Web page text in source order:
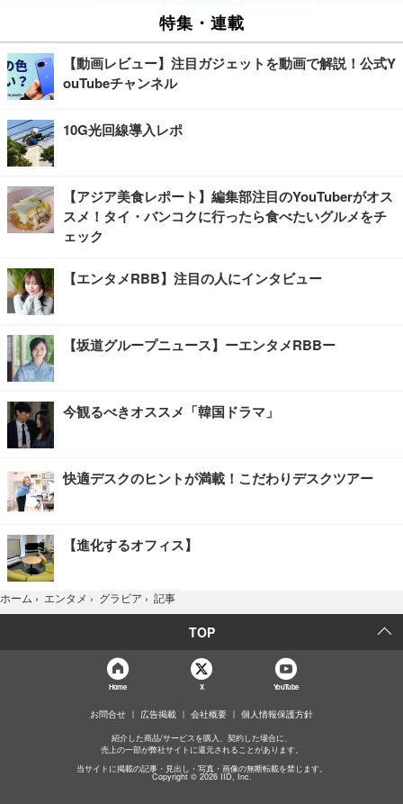
特集・連載
【動画レビュー】注目ガジェットを動画で解説！公式Y
ouTubeチャンネル
10G光回線導入レポ
【アジア美食レポート】編集部注目のYouTuberがオス
スメ！タイ・バンコクに行ったら食べたいグルメをチ
ェック
【エンタメRBB】注目の人にインタビュー
【坂道グループニュース】ーエンタメRBBー
今観るべきオススメ「韓国ドラマ」
快適デスクのヒントが満載！こだわりデスクツアー
【進化するオフィス】
ホーム › エンタメ › グラビア › 記事
TOP
Home X YouTube
お問合せ 広告掲載 会社概要 個人情報保護方針
紹介した商品/サービスを購入、契約した場合に、
売上の一部が弊社サイトに還元されることがあります。
当サイトに掲載の記事・見出し・写真・画像の無断転載を禁じます。
Copyright © 2026 IID, Inc.